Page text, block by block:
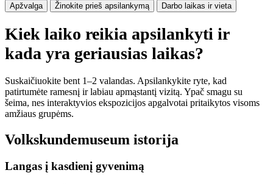
Apžvalga Žinokite prieš apsilankymą Darbo laikas ir vieta
Kiek laiko reikia apsilankyti ir
kada yra geriausias laikas?
Suskaičiuokite bent 1–2 valandas. Apsilankykite ryte, kad
patirtumėte ramesnį ir labiau apmąstantį vizitą. Ypač smagu su
šeima, nes interaktyvios ekspozicijos apgalvotai pritaikytos visoms
amžiaus grupėms.
Volkskundemuseum istorija
Langas į kasdienį gyvenimą